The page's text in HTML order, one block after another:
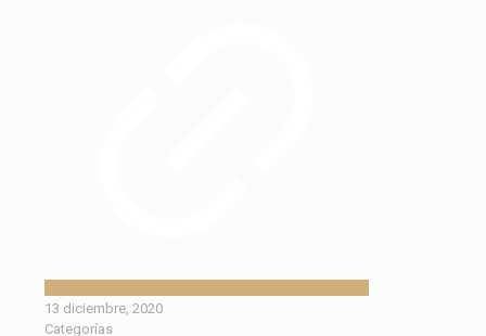
13 diciembre, 2020
Categorías